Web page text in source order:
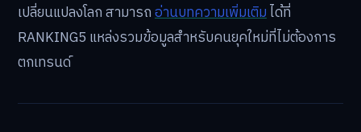
เปลี่ยนแปลงโลก สามารถอ่านบทความเพิ่มเติมได้ที่
RANKING5 แหล่งรวมข้อมูลสำหรับคนยุคใหม่ที่ไม่ต้องการ
ตกเทรนด์